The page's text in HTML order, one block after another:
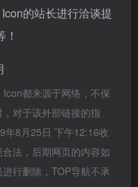
的站长进行洽谈提
都来源于网络，不保
对于该外部链接的指
年8月25日 下午12:16收
法，后期网页的内容如
行删除，TOP导航不承